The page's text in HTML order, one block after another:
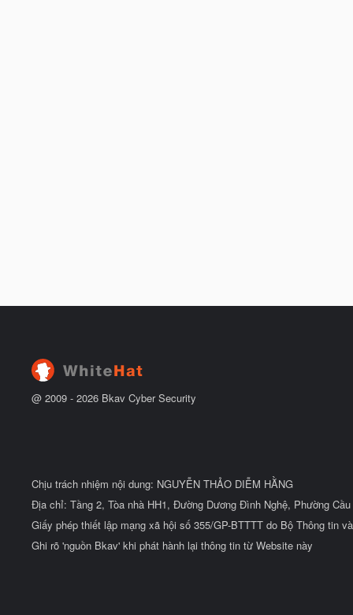
@ 2009 - 2026 Bkav Cyber Security
Chịu trách nhiệm nội dung: NGUYỄN THẢO DIỄM HẰNG
Địa chỉ: Tầng 2, Tòa nhà HH1, Đường Dương Đình Nghệ, Phường
Giấy phép thiết lập mạng xã hội số 355/GP-BTTTT do Bộ Thông tin
Ghi rõ 'nguồn Bkav' khi phát hành lại thông tin từ Website này